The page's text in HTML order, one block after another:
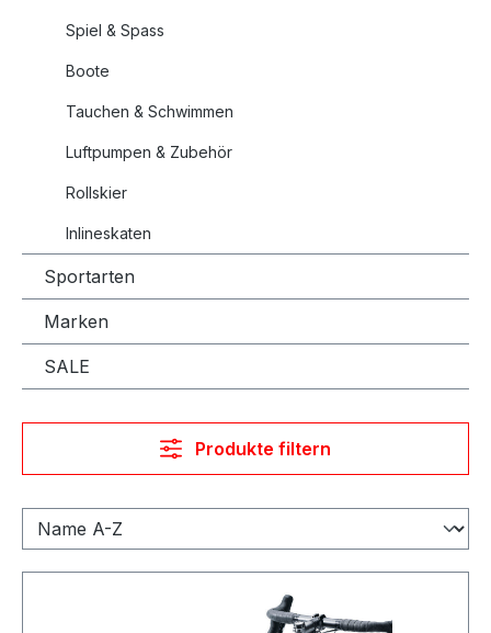
Spiel & Spass
Boote
Tauchen & Schwimmen
Luftpumpen & Zubehör
Rollskier
Inlineskaten
Sportarten
Marken
SALE
Produkte filtern